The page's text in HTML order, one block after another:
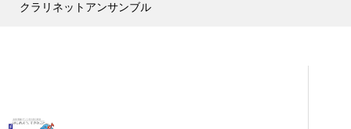
クラリネットアンサンブル